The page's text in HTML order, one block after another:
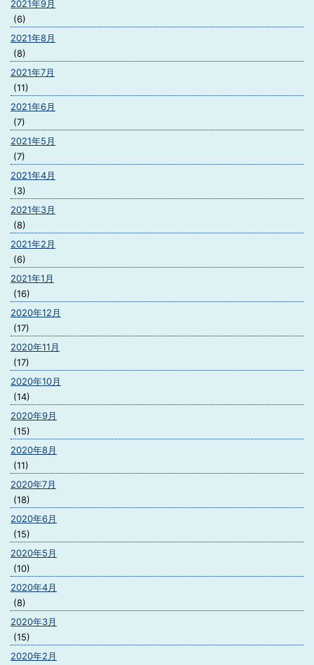
2021年9月
(6)
2021年8月
(8)
2021年7月
(11)
2021年6月
(7)
2021年5月
(7)
2021年4月
(3)
2021年3月
(8)
2021年2月
(6)
2021年1月
(16)
2020年12月
(17)
2020年11月
(17)
2020年10月
(14)
2020年9月
(15)
2020年8月
(11)
2020年7月
(18)
2020年6月
(15)
2020年5月
(10)
2020年4月
(8)
2020年3月
(15)
2020年2月